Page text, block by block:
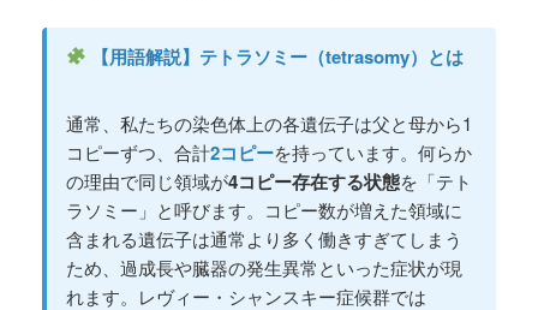
【用語解説】テトラソミー（tetrasomy）とは
通常、私たちの染色体上の各遺伝子は父と母から1
コピーずつ、合計2コピーを持っています。何らか
の理由で同じ領域が4コピー存在する状態を「テト
ラソミー」と呼びます。コピー数が増えた領域に
含まれる遺伝子は通常より多く働きすぎてしまう
ため、過成長や臓器の発生異常といった症状が現
れます。レヴィー・シャンスキー症候群では